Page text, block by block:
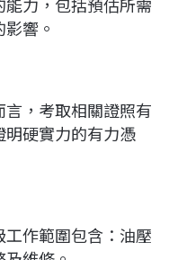
力，包括預估所需
響。
，考取相關證照有
硬實力的有力憑
作範圍包含：油壓